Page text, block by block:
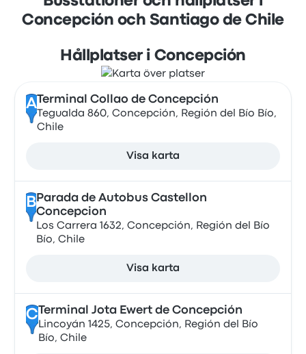
Concepción och Santiago de Chile
Hållplatser i Concepción
A Terminal Collao de Concepción
Tegualda 860, Concepción, Región del Bío Bío,
Chile
Visa karta
B Parada de Autobus Castellon
Concepcion
Los Carrera 1632, Concepción, Región del Bío
Bío, Chile
Visa karta
CTerminal Jota Ewert de Concepción
Lincoyán 1425, Concepción, Región del Bío
Bío, Chile